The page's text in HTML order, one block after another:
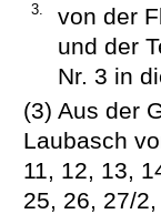
3.
von der
und der
Nr. 3 in
(3) Aus der
Laubasch
11, 12, 13,
25, 26, 27/